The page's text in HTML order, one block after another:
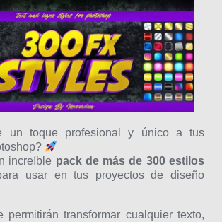
un toque profesional y único a tus
increíble pack de más de 300 estilos
usar en tus proyectos de diseño
permitirán transformar cualquier texto,